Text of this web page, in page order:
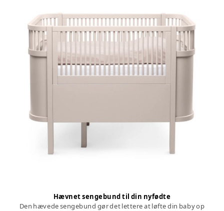
Hævnet sengebund til din nyfødte
Den hævede sengebund gør det lettere at løfte din baby op